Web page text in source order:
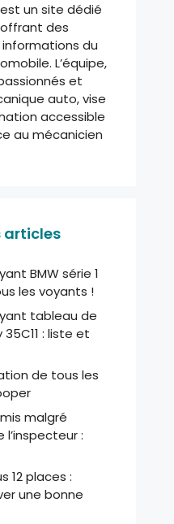
un site dédié
des
du
L’équipe,
et
auto, vise
accessible
au mécanicien
articles
BMW série 1
les voyants !
tableau de
: liste et
de tous les
malgré
l’inspecteur :
12 places :
une bonne